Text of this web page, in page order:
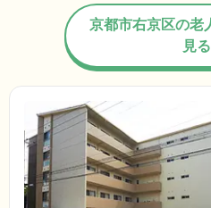
京都市右京区の老
見る